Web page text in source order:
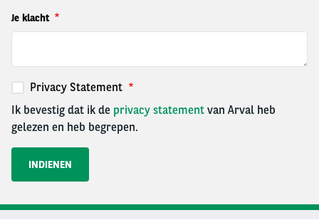
Je klacht
Privacy Statement
Ik bevestig dat ik de privacy statement van Arval heb
gelezen en heb begrepen.